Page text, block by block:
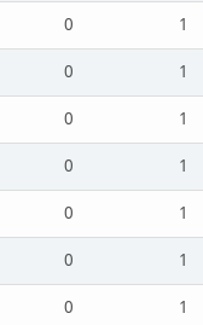
0
1
0
1
0
1
0
1
0
1
0
1
0 1